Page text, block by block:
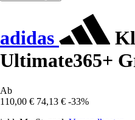
adidas
Ultimate365+
Ab
110,00 € 74,13 € -33%